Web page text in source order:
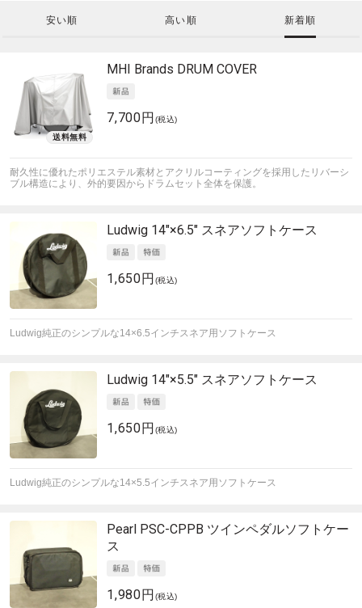
安い順 高い順 新着順
MHI Brands DRUM COVER
7,700円 (税込)
耐久性に優れたポリエステル素材とアクリルコーティングを採用したリバーシ
ブル構造により、外的要因からドラムセット全体を保護。
Ludwig 14"×6.5" スネアソフトケース
1,650円 (税込)
Ludwig純正のシンプルな14×6.5インチスネア用ソフトケース
Ludwig 14"×5.5" スネアソフトケース
1,650円 (税込)
Ludwig純正のシンプルな14×5.5インチスネア用ソフトケース
Pearl PSC-CPPB ツインペダルソフトケー
ス
1,980円 (税込)